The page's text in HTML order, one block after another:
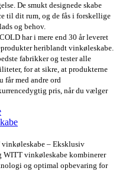
De smukt designede skabe
til dit rum, og de fås i forskellige
og behov.
har i mere end 30 år leveret
heriblandt vinkøleskabe.
fabrikker og tester alle
for at sikre, at produkterne
får med andre ord
pris, når du vælger
– Eksklusiv
vinkøleskabe kombinerer
og optimal opbevaring for